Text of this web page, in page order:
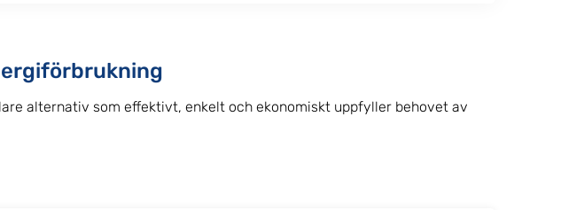
alternativ som effektivt, enkelt och ekonomiskt uppfyller behovet av